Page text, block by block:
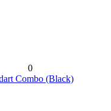
0
Combo (Black)